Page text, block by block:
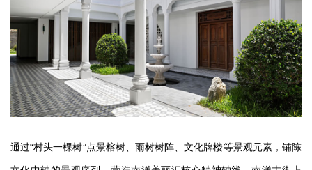
通过“村头一棵树”点景榕树、雨树树阵、文化牌楼等景观元素，铺陈